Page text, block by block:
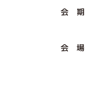
会 期
１
会 場